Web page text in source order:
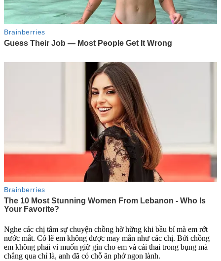
Nghe các chị tâm sự chuyện chồng hờ hững khi bầu bí mà em rớt
nước mắt. Có lẽ em không được may mắn như các chị. Bởi chồng
em không phải vì muốn giữ gìn cho em và cái thai trong bụng mà
chẳng qua chỉ là, anh đã có chỗ ăn phở ngon lành.